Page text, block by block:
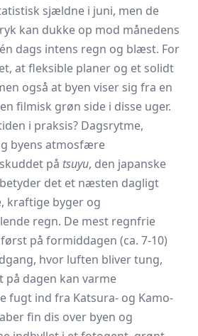
sjældne i juni, men de
kan dukke op mod månedens
dags intens regn og blæst. For
at fleksible planer og et solidt
også at byen viser sig fra en
filmisk grøn side i disse uger.
i praksis? Dagsrytme,
byens atmosfære
på tsuyu, den japanske
det et næsten dagligt
kraftige byger og
regn. De mest regnfrie
på formiddagen (ca. 7-10)
hvor luften bliver tung,
på dagen kan varme
ind fra Katsura- og Kamo-
fin dis over byen og